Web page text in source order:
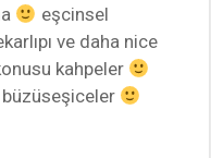
eşcinsel
ve daha nice
kahpeler
büzüseşiceler